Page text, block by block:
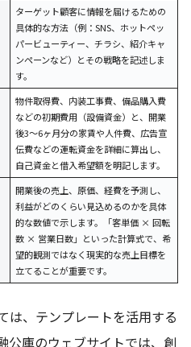
ターゲット顧客に情報を届けるための
具体的な方法（例：SNS、ホットペッ
パービューティー、チラシ、紹介キャ
ンペーンなど）とその戦略を記述しま
す。
物件取得費、内装工事費、備品購入費
などの初期費用（設備資金）と、開業
後3〜6ヶ月分の家賃や人件費、広告宣
伝費などの運転資金を詳細に算出し、
自己資金と借入希望額を明記します。
開業後の売上、原価、経費を予測し、
利益がどのくらい見込めるのかを具体
的な数値で示します。「客単価 × 回転
数 × 営業日数」といった計算式で、希
望的観測ではなく現実的な売上目標を
立てることが重要です。
は、テンプレートを活用する
公庫のウェブサイトでは、創